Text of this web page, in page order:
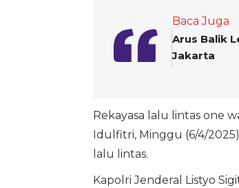
Baca Juga
Arus Balik
Jakarta
Rekayasa lalu lintas one
Idulfitri, Minggu (6/4/
lalu lintas.
Kapolri Jenderal Listyo